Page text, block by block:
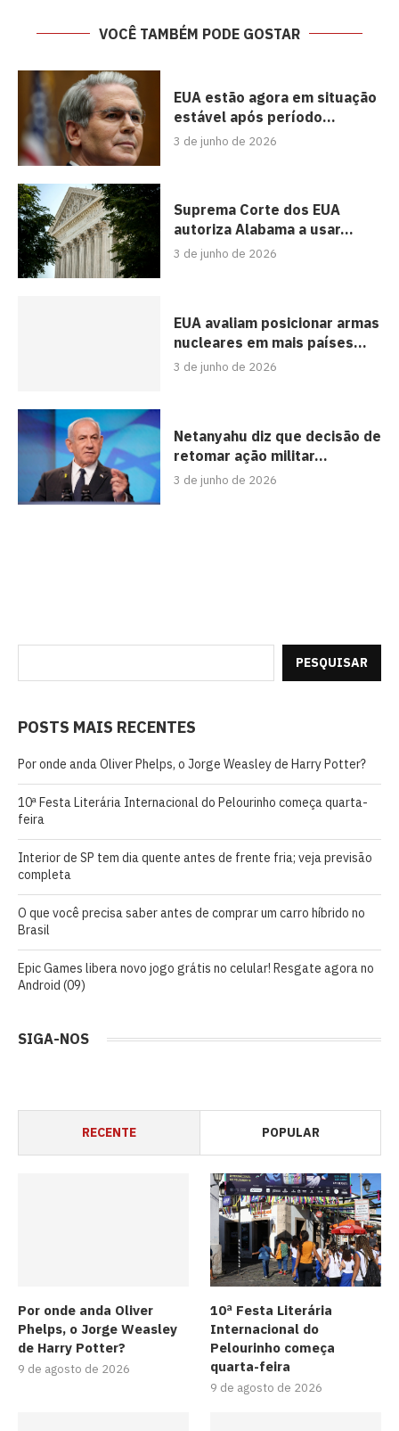
VOCÊ TAMBÉM PODE GOSTAR
EUA estão agora em situação
estável após período...
3 de junho de 2026
Suprema Corte dos EUA
autoriza Alabama a usar...
3 de junho de 2026
EUA avaliam posicionar armas
nucleares em mais países...
3 de junho de 2026
Netanyahu diz que decisão de
retomar ação militar...
3 de junho de 2026
PESQUISAR
POSTS MAIS RECENTES
Por onde anda Oliver Phelps, o Jorge Weasley de Harry Potter?
10ª Festa Literária Internacional do Pelourinho começa quarta-
feira
Interior de SP tem dia quente antes de frente fria; veja previsão
completa
O que você precisa saber antes de comprar um carro híbrido no
Brasil
Epic Games libera novo jogo grátis no celular! Resgate agora no
Android (09)
SIGA-NOS
RECENTE POPULAR
Por onde anda Oliver
Phelps, o Jorge Weasley
de Harry Potter?
9 de agosto de 2026
10ª Festa Literária
Internacional do
Pelourinho começa
quarta-feira
9 de agosto de 2026